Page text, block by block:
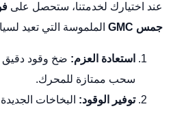
عند اختيارك لخدمتنا، ستحصل على
جمس GMC
الملموسة التي تعيد
استعادة العزم: ضخ وقود دقيق
سحب ممتازة للمحرك.
توفير الوقود: البخاخات